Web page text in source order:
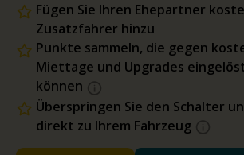
Fügen Sie Ihren Ehepartner
Zusatzfahrer hinzu
Punkte sammeln, die gegen
Miettage und Upgrades
können
Überspringen Sie den Schalter
direkt zu Ihrem Fahrzeug